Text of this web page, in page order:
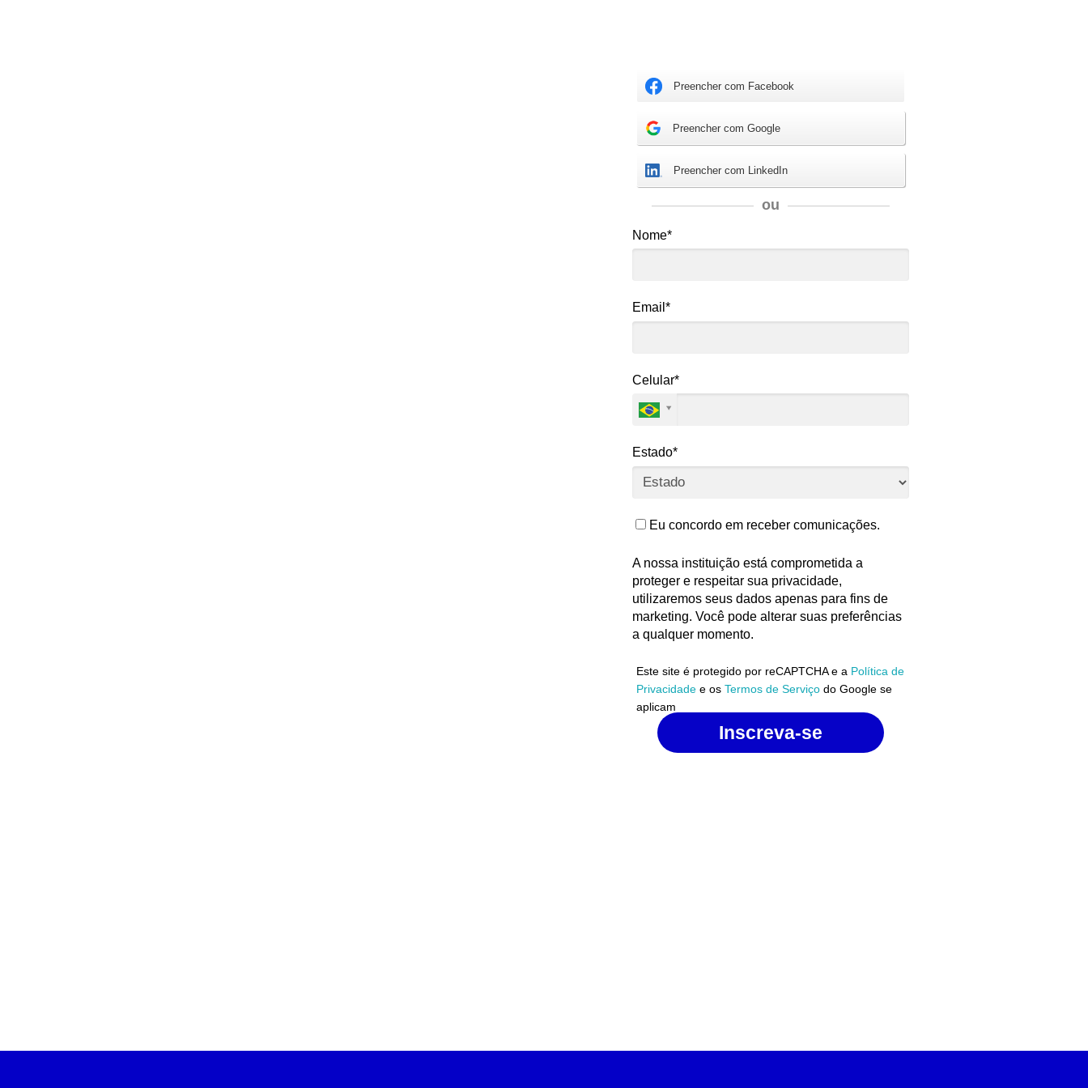
Preencher com Facebook
Preencher com Google
Preencher com LinkedIn
ou
Nome*
Email*
Celular*
Estado*
Eu concordo em receber comunicações.
A nossa instituição está comprometida a
proteger e respeitar sua privacidade,
utilizaremos seus dados apenas para fins de
marketing. Você pode alterar suas preferências
a qualquer momento.
Este site é protegido por reCAPTCHA e a Política de
Privacidade e os Termos de Serviço do Google se
aplicam
Inscreva-se